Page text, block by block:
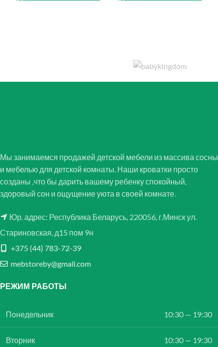
Мы занимаемся продажей детской мебели из массива сосны
и мебелью для детской комнаты. Наши кроватки просто
созданы ,что бы дарить вашему ребенку спокойный,
здоровый сон и ощущение уюта в своей комнате.
Юр. адрес: Республика Беларусь, 220056, г.Минск ул.
Стариновская, д15 пом 9н
+375 (44) 783-72-39
mebstoreby@gmail.com
РЕЖИМ РАБОТЫ
Понедельник 10:30 — 19:30
Вторник 10:30 — 19:30